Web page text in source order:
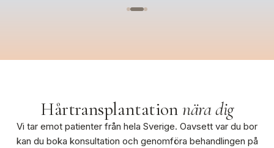
Hårtransplantation nära dig
Vi tar emot patienter från hela Sverige. Oavsett var du bor
kan du boka konsultation och genomföra behandlingen på